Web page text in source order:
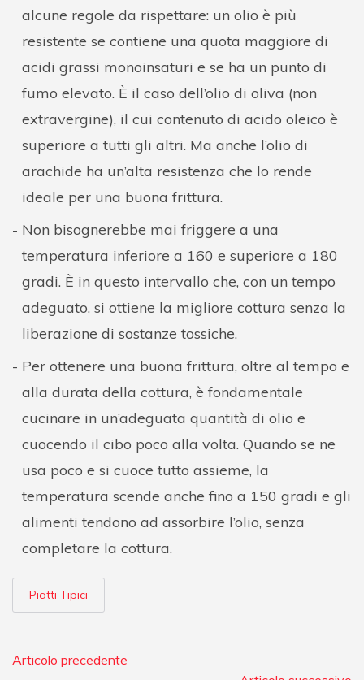
alcune regole da rispettare: un olio è più
resistente se contiene una quota maggiore di
acidi grassi monoinsaturi e se ha un punto di
fumo elevato. È il caso dell’olio di oliva (non
extravergine), il cui contenuto di acido oleico è
superiore a tutti gli altri. Ma anche l’olio di
arachide ha un’alta resistenza che lo rende
ideale per una buona frittura.
Non bisognerebbe mai friggere a una
temperatura inferiore a 160 e superiore a 180
gradi. È in questo intervallo che, con un tempo
adeguato, si ottiene la migliore cottura senza la
liberazione di sostanze tossiche.
Per ottenere una buona frittura, oltre al tempo e
alla durata della cottura, è fondamentale
cucinare in un’adeguata quantità di olio e
cuocendo il cibo poco alla volta. Quando se ne
usa poco e si cuoce tutto assieme, la
temperatura scende anche fino a 150 gradi e gli
alimenti tendono ad assorbire l’olio, senza
completare la cottura.
Piatti Tipici
Articolo precedente